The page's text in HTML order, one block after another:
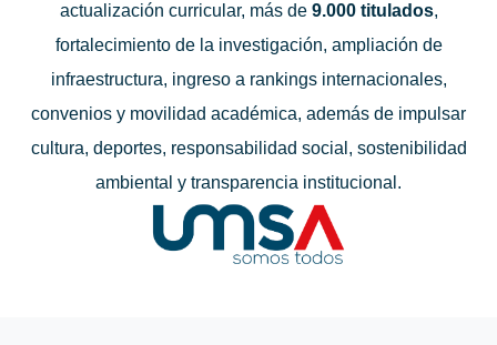
actualización curricular, más de 9.000 titulados,
fortalecimiento de la investigación, ampliación de
infraestructura, ingreso a rankings internacionales,
convenios y movilidad académica, además de impulsar
cultura, deportes, responsabilidad social, sostenibilidad
ambiental y transparencia institucional.